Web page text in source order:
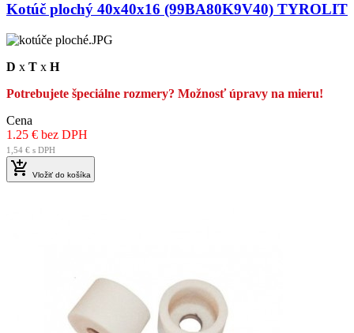
Kotúč plochý 40x40x16 (99BA80K9V40) TYROLIT
D x T x H
Potrebujete špeciálne rozmery? Možnosť úpravy na mieru!
Cena
1.25 € bez DPH
1,54 € s DPH
 Vložiť do košíka